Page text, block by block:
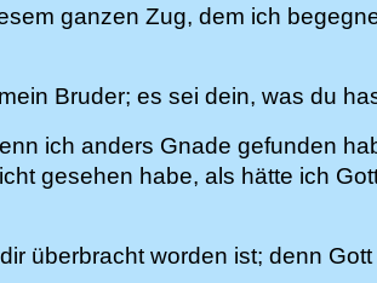
ganzen Zug, dem ich
Bruder; es sei dein, was du
ich anders Gnade gefunden
gesehen habe, als hätte ich
überbracht worden ist; denn